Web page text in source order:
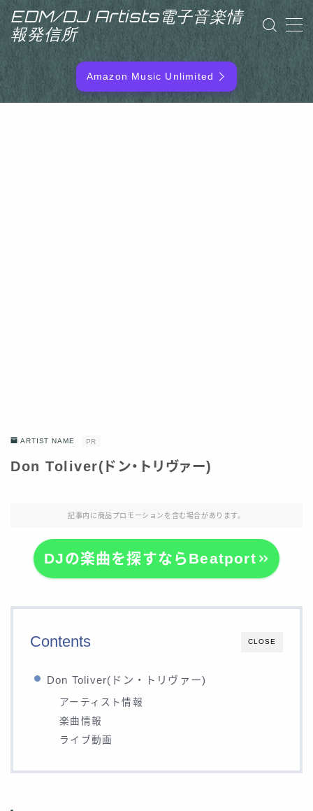
EDM/DJ Artists電子音楽情
報発信所
MENU
EDM/DJ/PD ARTIST
Amazon Music Unlimited
ARTIST NAME PR
Don Toliver(ドン・トリヴァー)
記事内に商品プロモーションを含む場合があります。
DJの楽曲を探すならBeatport
CLOSE
Contents
Don Toliver(ドン・トリヴァー)
アーティスト情報
楽曲情報
ライブ動画